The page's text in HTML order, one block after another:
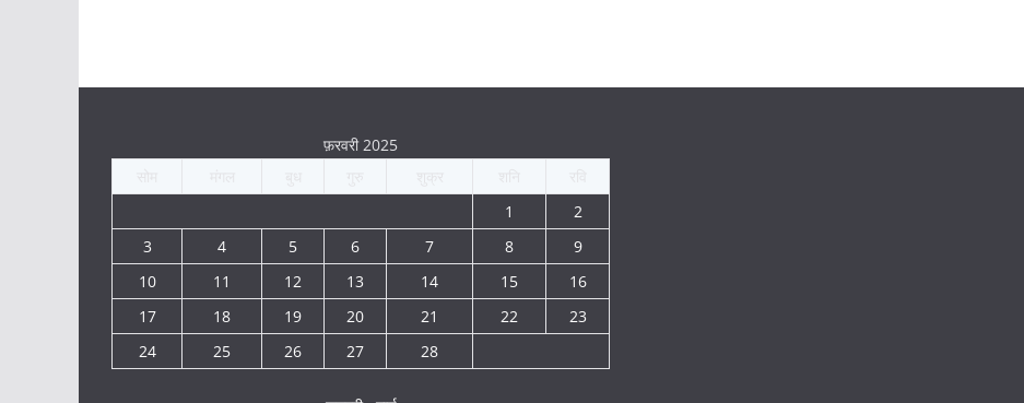
फ़रवरी 2025
1
2
3
4 5 6 7 8
9
10
11 12 13 14 15
16
17
18 19 20 21 22
23
24
25 26 27 28